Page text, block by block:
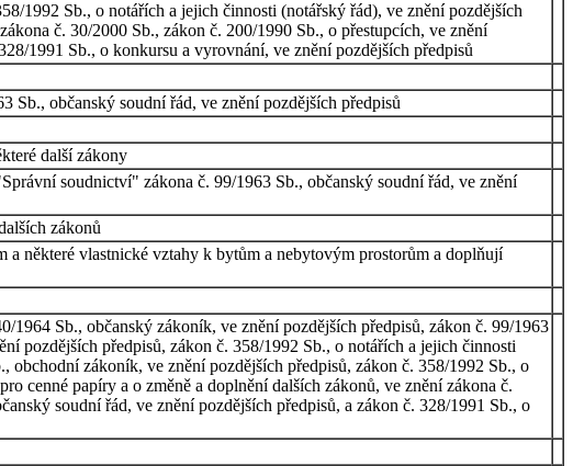
1992 Sb., o notářích a jejich činnosti (notářský řád), ve znění pozdějších
č. 30/2000 Sb., zákon č. 200/1990 Sb., o přestupcích, ve znění
1991 Sb., o konkursu a vyrovnání, ve znění pozdějších předpisů
Sb., občanský soudní řád, ve znění pozdějších předpisů
další zákony
soudnictví" zákona č. 99/1963 Sb., občanský soudní řád, ve znění
zákonů
některé vlastnické vztahy k bytům a nebytovým prostorům a doplňují
Sb., občanský zákoník, ve znění pozdějších předpisů, zákon č. 99/1963
pozdějších předpisů, zákon č. 358/1992 Sb., o notářích a jejich činnosti
obchodní zákoník, ve znění pozdějších předpisů, zákon č. 358/1992 Sb., o
cenné papíry a o změně a doplnění dalších zákonů, ve znění zákona č.
soudní řád, ve znění pozdějších předpisů, a zákon č. 328/1991 Sb., o